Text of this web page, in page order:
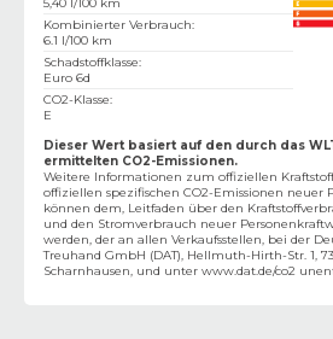
Kombinierter Verbrauch:
6.1 l/100 km
Schadstoffklasse:
Euro 6d
CO2-Klasse:
E
Dieser Wert basiert auf den durch das
ermittelten CO2-Emissionen.
Weitere Informationen zum offiziellen
offiziellen spezifischen CO2-Emissionen neuer
können dem‚ Leitfaden über den
und den Stromverbrauch neuer
werden, der an allen Verkaufsstellen, bei der
Treuhand GmbH (DAT), Hellmuth-Hirth-Str. 1,
Scharnhausen, und unter www.dat.de/co2